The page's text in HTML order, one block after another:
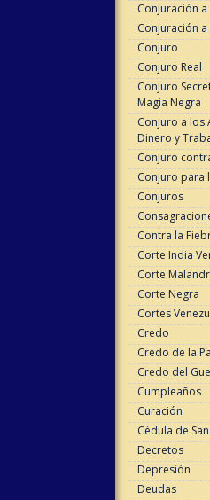
Conjuración
Conjuración a
Conjuro
Conjuro Real
Conjuro
Magia Negra
Conjuro a los
Dinero y
Conjuro
Conjuro para
Conjuros
Contra la
Corte India
Corte
Corte Negra
Cortes
Credo
Credo de la
Credo del
Cumpleaños
Curación
Cédula de
Decretos
Depresión
Deudas